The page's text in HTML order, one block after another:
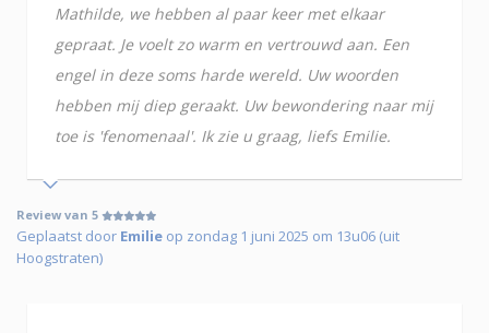
Mathilde, we hebben al paar keer met elkaar
gepraat. Je voelt zo warm en vertrouwd aan. Een
engel in deze soms harde wereld. Uw woorden
hebben mij diep geraakt. Uw bewondering naar mij
toe is 'fenomenaal'. Ik zie u graag, liefs Emilie.
Review van 5
Geplaatst door Emilie op zondag 1 juni 2025 om 13u06 (uit
Hoogstraten)